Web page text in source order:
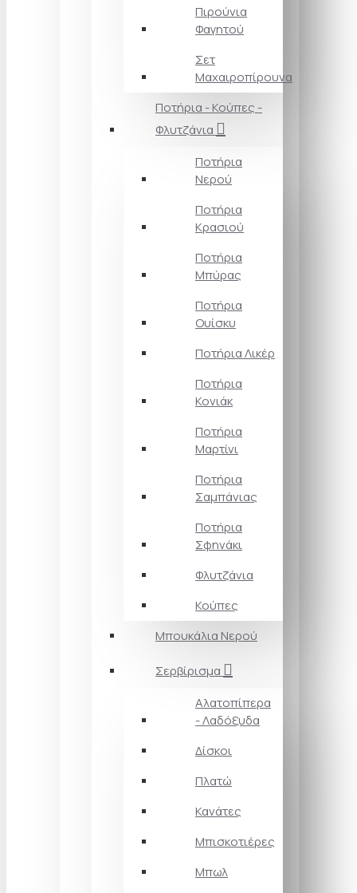
Πιρούνια
Φαγητού
Σετ
Μαχαιροπίρουνα
Ποτήρια - Κούπες -
Φλυτζάνια
Ποτήρια
Νερού
Ποτήρια
Κρασιού
Ποτήρια
Μπύρας
Ποτήρια
Ουίσκυ
Ποτήρια Λικέρ
Ποτήρια
Κονιάκ
Ποτήρια
Μαρτίνι
Ποτήρια
Σαμπάνιας
Ποτήρια
Σφηνάκι
Φλυτζάνια
Κούπες
Μπουκάλια Νερού
Σερβίρισμα
Αλατοπίπερα
- Λαδόξυδα
Δίσκοι
Πλατώ
Κανάτες
Μπισκοτιέρες
Μπωλ